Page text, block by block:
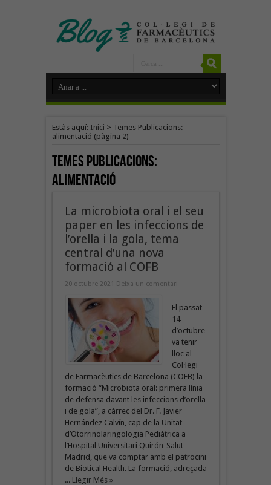
Estàs aquí: Inici > Temes Publicacions:
alimentació (pàgina 2)
Temes Publicacions:
alimentació
La microbiota oral i el seu
paper en les infeccions de
l’orella i la gola, tema
central d’una nova
formació al COFB
20 octubre 2021 Deixa un comentari
El passat
14
d’octubre
va tenir
lloc al
Col·legi
de Farmacèutics de Barcelona (COFB) la
formació “Microbiota oral: primera línia
de defensa davant les infeccions d’orella
i de gola”, a càrrec del Dr. F. Javier
Hernández Calvín, cap de la Unitat
d’Otorrinolaringologia Pediàtrica a
l’Hospital Universitari Quirón-Salut
Madrid, que va comptar amb el patrocini
de Biotical Health. La formació, adreçada
... Llegir Més »